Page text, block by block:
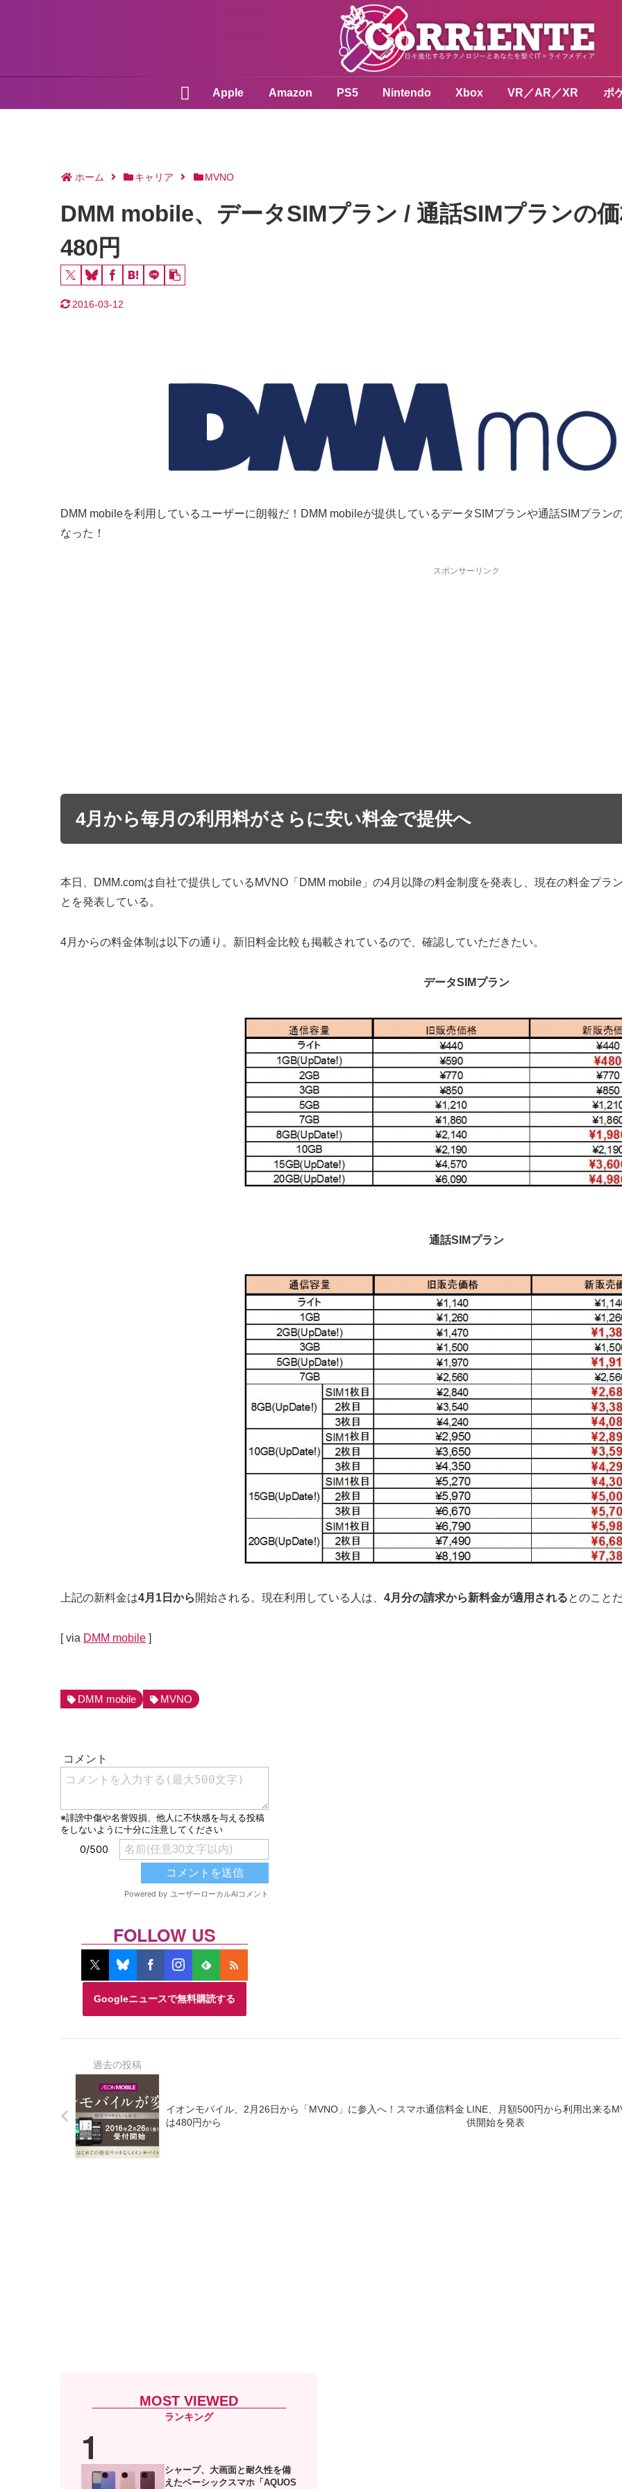
Apple Amazon PS5 Nintendo Xbox VR／AR／XR ポ
ホーム キャリア MVNO
DMM mobile、データSIMプラン / 通話SIMプランの
480円
2016-03-12
DMM mobileを利用しているユーザーに朗報だ！DMM mobileが提供しているデータSIMプランや通話SIMプラン
なった！
スポンサーリンク
4月から毎月の利用料がさらに安い料金で提供へ
本日、DMM.comは自社で提供しているMVNO「DMM mobile」の4月以降の料金制度を発表し、現在の料金プラ
とを発表している。
4月からの料金体制は以下の通り。新旧料金比較も掲載されているので、確認していただきたい。
データSIMプラン
通話SIMプラン
上記の新料金は4月1日から 開始される。現在利用している人は、 4月分の請求から新料金が適用されるとのこと
[ via DMM mobile ]
DMM mobile MVNO
Googleニュースで無料購読する
FOLLOW US
イオンモバイル、2月26日から「MVNO」に参入へ！スマホ通信料金
は480円から
LINE、月額500円から利用出来る
供開始を発表
MOST VIEWED
シャープ、大画面と耐久性を備
えたベーシックスマホ「AQUOS